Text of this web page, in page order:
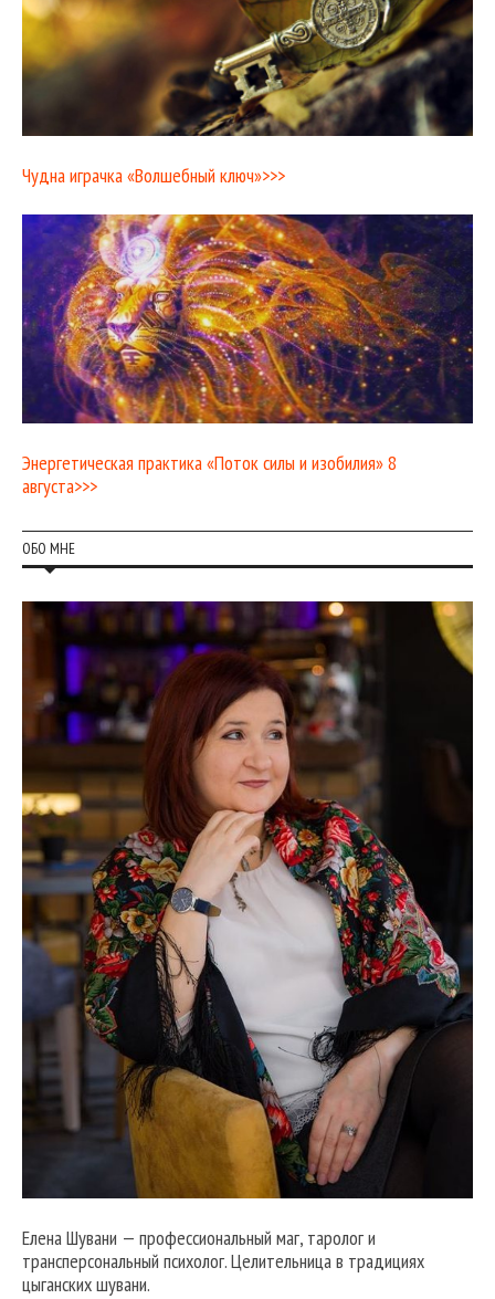
Чудна играчка «Волшебный ключ»>>>
Энергетическая практика «Поток силы и изобилия» 8
августа>>>
ОБО МНЕ
Елена Шувани — профессиональный маг, таролог и
трансперсональный психолог. Целительница в традициях
цыганских шувани.